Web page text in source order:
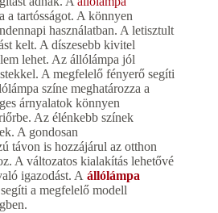
a tartósságot. A könnyen
használatban. A letisztult
kelt. A díszesebb kivitel
lehet. Az állólámpa jól
A megfelelő fényerő segíti
színe meghatározza a
árnyalatok könnyen
Az élénkebb színek
A gondosan
távon is hozzájárul az otthon
A változatos kialakítás lehetővé
igazodást. A állólámpa
a megfelelő modell